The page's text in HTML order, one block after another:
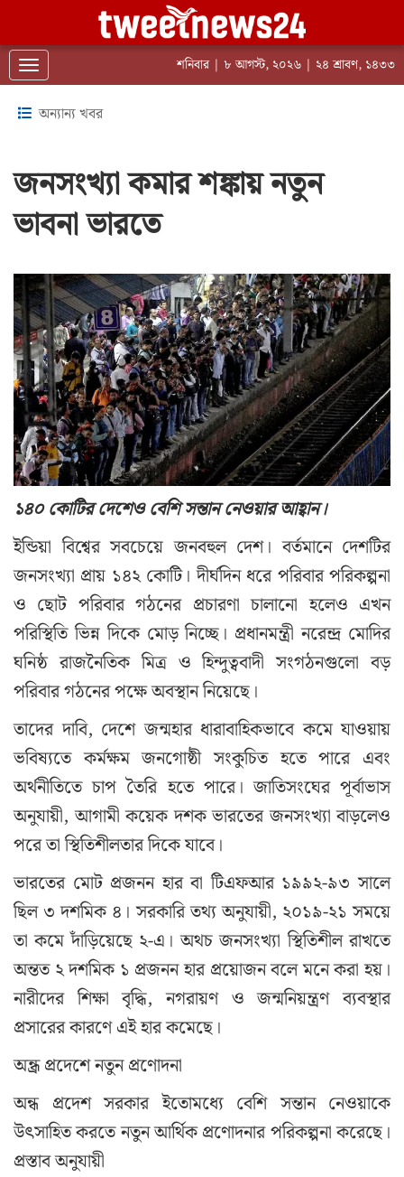
Toggle navigation শনিবার | ৮ আগস্ট, ২০২৬ | ২৪ শ্রাবণ, ১৪৩৩
অন্যান্য খবর
জনসংখ্যা কমার শঙ্কায় নতুন
ভাবনা ভারতে
১৪০ কোটির দেশেও বেশি সন্তান নেওয়ার আহ্বান।
ইন্ডিয়া বিশ্বের সবচেয়ে জনবহুল দেশ। বর্তমানে দেশটির
জনসংখ্যা প্রায় ১৪২ কোটি। দীর্ঘদিন ধরে পরিবার পরিকল্পনা
ও ছোট পরিবার গঠনের প্রচারণা চালানো হলেও এখন
পরিস্থিতি ভিন্ন দিকে মোড় নিচ্ছে। প্রধানমন্ত্রী নরেন্দ্র মোদির
ঘনিষ্ঠ রাজনৈতিক মিত্র ও হিন্দুত্ববাদী সংগঠনগুলো বড়
পরিবার গঠনের পক্ষে অবস্থান নিয়েছে।
তাদের দাবি, দেশে জন্মহার ধারাবাহিকভাবে কমে যাওয়ায়
ভবিষ্যতে কর্মক্ষম জনগোষ্ঠী সংকুচিত হতে পারে এবং
অর্থনীতিতে চাপ তৈরি হতে পারে। জাতিসংঘের পূর্বাভাস
অনুযায়ী, আগামী কয়েক দশক ভারতের জনসংখ্যা বাড়লেও
পরে তা স্থিতিশীলতার দিকে যাবে।
ভারতের মোট প্রজনন হার বা টিএফআর ১৯৯২-৯৩ সালে
ছিল ৩ দশমিক ৪। সরকারি তথ্য অনুযায়ী, ২০১৯-২১ সময়ে
তা কমে দাঁড়িয়েছে ২-এ। অথচ জনসংখ্যা স্থিতিশীল রাখতে
অন্তত ২ দশমিক ১ প্রজনন হার প্রয়োজন বলে মনে করা হয়।
নারীদের শিক্ষা বৃদ্ধি, নগরায়ণ ও জন্মনিয়ন্ত্রণ ব্যবস্থার
প্রসারের কারণে এই হার কমেছে।
অন্ধ্র প্রদেশে নতুন প্রণোদনা
অন্ধ প্রদেশ সরকার ইতোমধ্যে বেশি সন্তান নেওয়াকে
উৎসাহিত করতে নতুন আর্থিক প্রণোদনার পরিকল্পনা করেছে।
প্রস্তাব অনুযায়ী